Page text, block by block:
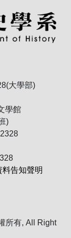
大學部)
學館
)
料告知聲明
所有, All Right